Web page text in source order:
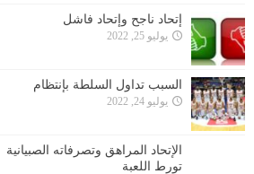
إتحاد ناجح وإتحاد فاشل
يوليو 25, 2022
السبب تداول السلطة بإنتظام
يوليو 24, 2022
الإتحاد المراهق وتصرفاته الصبيانية
تورط اللعبة